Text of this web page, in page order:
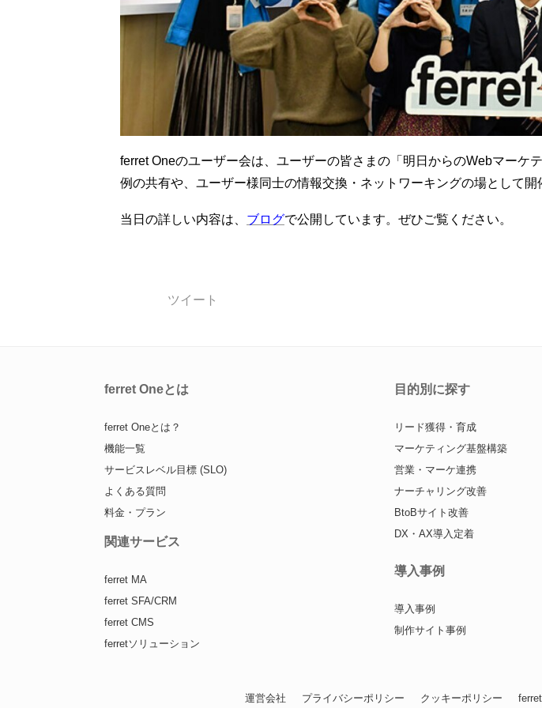
ferret Oneのユーザー会は、ユーザーの皆さまの「明日からのWebマー
例の共有や、ユーザー様同士の情報交換・ネットワーキングの場として開
当日の詳しい内容は、 ブログで公開しています。ぜひご覧ください。
ツイート
ferret Oneとは
ferret Oneとは？
機能一覧
サービスレベル目標 (SLO)
よくある質問
料金・プラン
関連サービス
ferret MA
ferret SFA/CRM
ferret CMS
ferretソリューション
目的別に探す
リード獲得・育成
マーケティング基盤構築
営業・マーケ連携
ナーチャリング改善
BtoBサイト改善
DX・AX導入定着
導入事例
導入事例
制作サイト事例
運営会社 プライバシーポリシー クッキーポリシー